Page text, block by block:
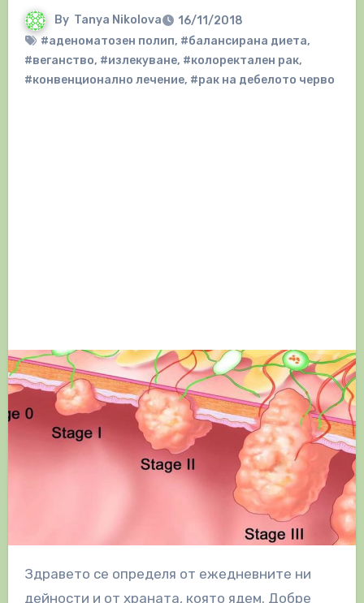
By Tanya Nikolova
16/11/2018
#аденоматозен полип, #балансирана диета,
#веганство, #излекуване, #колоректален рак,
#конвенционално лечение, #рак на дебелото черво
Здравето се определя от ежедневните ни
дейности и от храната, която ядем. Добре